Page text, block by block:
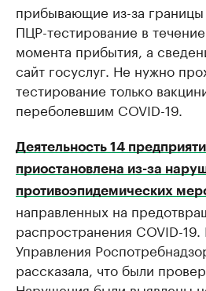
прибывающие из-за
ПЦР-тестирование в
момента прибытия, а
сайт госуслуг. Не нужно
тестирование только
переболевшим COVID-19.
Деятельность 14
приостановлена из-за
противоэпидемических
направленных на
распространения COVID-19.
Управления
рассказала, что были